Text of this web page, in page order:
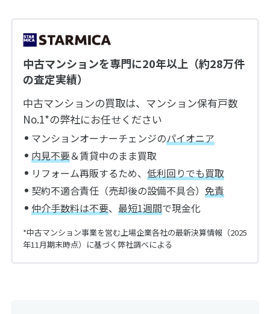
中古マンションを専門に20年以上（約28万件
の査定実績）
中古マンションの買取は、マンション保有戸数
No.1*の弊社にお任せください
マンションオーナーチェンジのパイオニア
内見不要＆賃貸中のまま買取
リフォーム再販するため、低利回りでも買取
契約不適合責任（売却後の設備不具合）免責
仲介手数料は不要、最短1週間で現金化
*中古マンション事業を営む上場企業各社の最新決算情報（2025
年11月期末時点）に基づく弊社調べによる